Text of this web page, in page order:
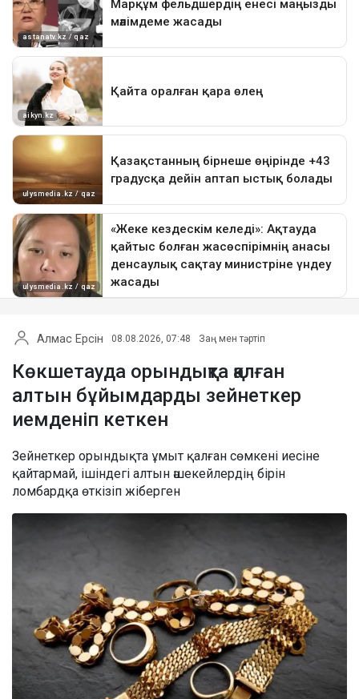
Алмас Ерсін 08.08.2026, 07:48 Заң мен тәртіп
Көкшетауда орындықта қалған
алтын бұйымдарды зейнеткер
иемденіп кеткен
Зейнеткер орындықта ұмыт қалған сөмкені иесіне
қайтармай, ішіндегі алтын әшекейлердің бірін
ломбардқа өткізіп жіберген